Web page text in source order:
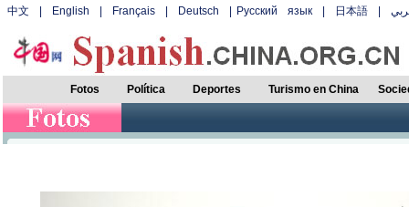
中文 English Français Deutsch Русский язык 日本語
Fotos Política Deportes Turismo en China